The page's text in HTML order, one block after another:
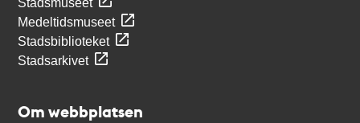
Stadsmuseet
Medeltidsmuseet
Stadsbiblioteket
Stadsarkivet
Om webbplatsen